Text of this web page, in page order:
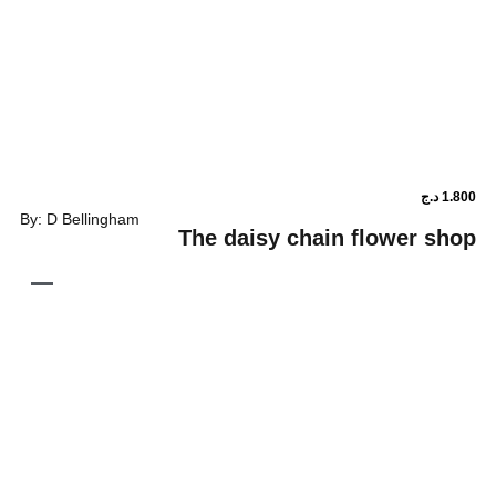
By: D Bellingham
The daisy chain